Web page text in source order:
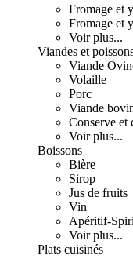
Fromage et
Fromage et
Voir plus...
Viandes et
Viande
Volaille
Porc
Viande
Conserve et
Voir plus...
Boissons
Bière
Sirop
Jus de fruits
Vin
Apéritif-
Voir plus...
Plats cuisinés